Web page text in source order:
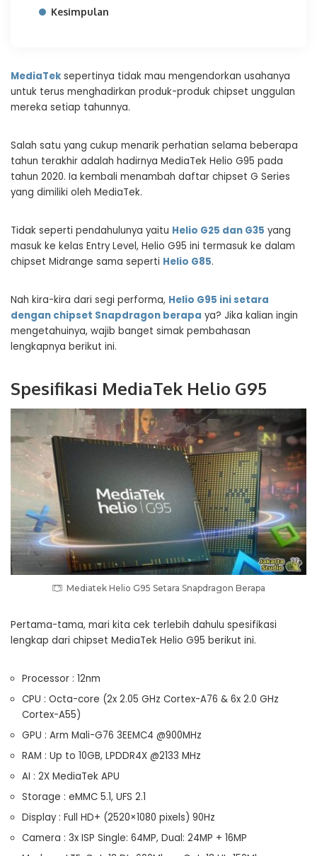
Kesimpulan
MediaTek sepertinya tidak mau mengendorkan usahanya
untuk terus menghadirkan produk-produk chipset unggulan
mereka setiap tahunnya.
Salah satu yang cukup menarik perhatian selama beberapa
tahun terakhir adalah hadirnya MediaTek Helio G95 pada
tahun 2020. Ia kembali menambah daftar chipset G Series
yang dimiliki oleh MediaTek.
Tidak seperti pendahulunya yaitu Helio G25 dan G35 yang
masuk ke kelas Entry Level, Helio G95 ini termasuk ke dalam
chipset Midrange sama seperti Helio G85.
Nah kira-kira dari segi performa, Helio G95 ini setara
dengan chipset Snapdragon berapa ya? Jika kalian ingin
mengetahuinya, wajib banget simak pembahasan
lengkapnya berikut ini.
Spesifikasi MediaTek Helio G95
Mediatek Helio G95 Setara Snapdragon Berapa
Pertama-tama, mari kita cek terlebih dahulu spesifikasi
lengkap dari chipset MediaTek Helio G95 berikut ini.
Processor : 12nm
CPU : Octa-core (2x 2.05 GHz Cortex-A76 & 6x 2.0 GHz
Cortex-A55)
GPU : Arm Mali-G76 3EEMC4 @900MHz
RAM : Up to 10GB, LPDDR4X @2133 MHz
AI : 2X MediaTek APU
Storage : eMMC 5.1, UFS 2.1
Display : Full HD+ (2520×1080 pixels) 90Hz
Camera : 3x ISP Single: 64MP, Dual: 24MP + 16MP